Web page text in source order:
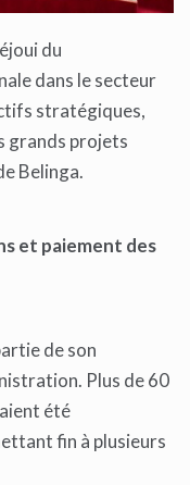
du
dans le secteur
stratégiques,
grands projets
Belinga.
et paiement des
de son
Plus de 60
été
fin à plusieurs